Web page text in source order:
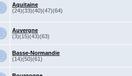
Aquitaine
(24)(33)(40)(47)(64)
Auvergne
(3)(15)(43)(63)
Basse-Normandie
(14)(50)(61)